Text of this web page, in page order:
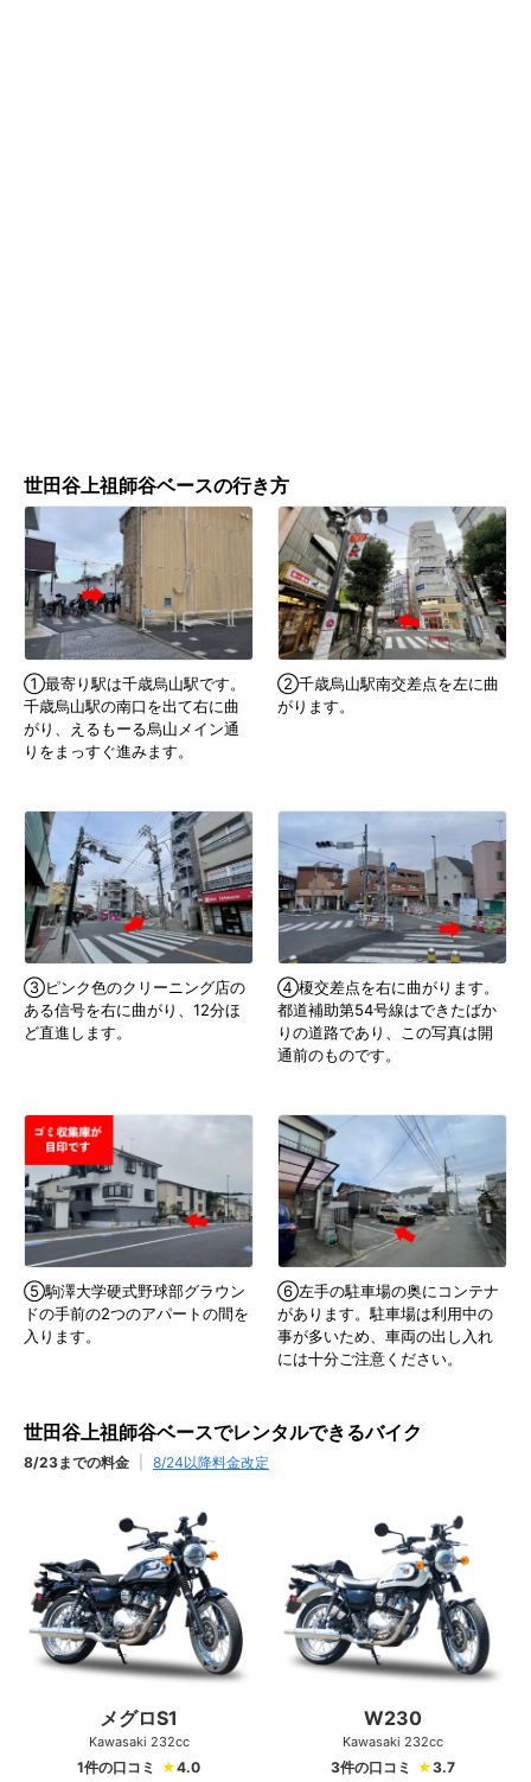
世田谷上祖師谷ベースの行き方
①最寄り駅は千歳烏山駅です。
千歳烏山駅の南口を出て右に曲
がり、えるもーる烏山メイン通
りをまっすぐ進みます。
②千歳烏山駅南交差点を左に曲
がります。
③ピンク色のクリーニング店の
ある信号を右に曲がり、12分ほ
ど直進します。
④榎交差点を右に曲がります。
都道補助第54号線はできたばか
りの道路であり、この写真は開
通前のものです。
⑤駒澤大学硬式野球部グラウン
ドの手前の2つのアパートの間を
入ります。
⑥左手の駐車場の奥にコンテナ
があります。駐車場は利用中の
事が多いため、車両の出し入れ
には十分ご注意ください。
世田谷上祖師谷ベースでレンタルできるバイク
8/23までの料金 8/24以降料金改定
メグロS1
Kawasaki 232cc
1件の口コミ ★4.0
W230
Kawasaki 232cc
3件の口コミ ★3.7